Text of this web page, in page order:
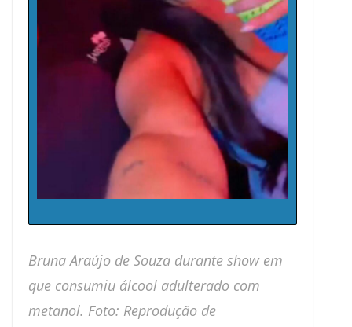
Bruna Araújo de Souza durante show em
que consumiu álcool adulterado com
metanol. Foto: Reprodução de